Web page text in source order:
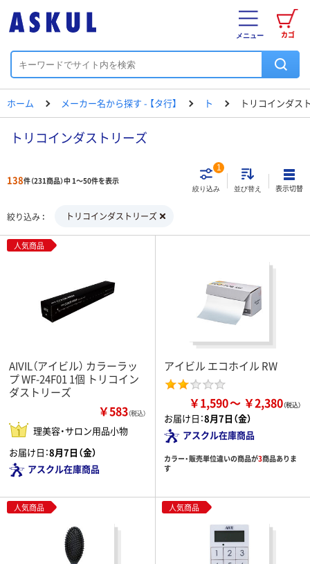
カゴ
メニュー
ホーム メーカー名から探す - 【タ行】 ト トリコインダス
トリコインダストリーズ
138件（231商品）中 1～50件を表示
絞り込み
1
並び替え 表示切替
絞り込み トリコインダストリーズ
人気商品
AIVIL（アイビル） カラーラッ
プ WF-24F01 1個 トリコイン
ダストリーズ
￥583（税込）
理美容・サロン用品小物
お届け日：8月7日（金）
アスクル在庫商品
アイビル エコホイル RW
￥1,590 ￥2,380
お届け日：8月7日（金）
アスクル在庫商品
カラー・販売単位違いの商品が3商品ありま
す
人気商品 人気商品